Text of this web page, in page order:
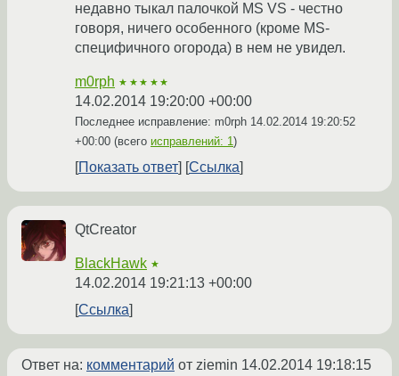
недавно тыкал палочкой MS VS - честно
говоря, ничего особенного (кроме MS-
специфичного огорода) в нем не увидел.
m0rph ★★★★★
14.02.2014 19:20:00 +00:00
Последнее исправление: m0rph 14.02.2014 19:20:52
+00:00 (всего исправлений: 1)
Показать ответ Ссылка
QtCreator
BlackHawk ★
14.02.2014 19:21:13 +00:00
Ссылка
Ответ на: комментарий от ziemin 14.02.2014 19:18:15